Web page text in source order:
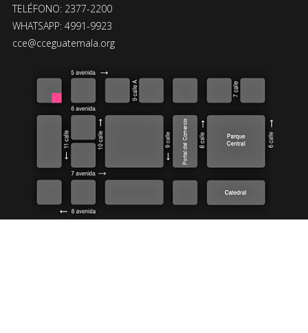
TELÉFONO: 2377-2200
WHATSAPP: 4991-9923
cce@cceguatemala.org